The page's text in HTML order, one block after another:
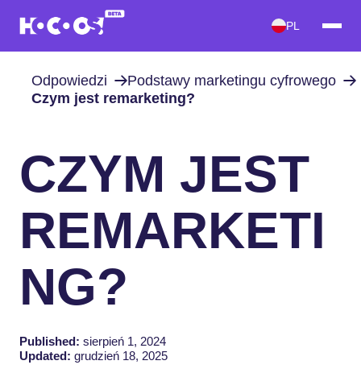
PL
Odpowiedzi
Podstawy marketingu cyfrowego
Czym jest remarketing?
CZYM JEST
REMARKETI
NG?
Published: sierpień 1, 2024
Updated: grudzień 18, 2025